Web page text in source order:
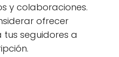
y colaboraciones.
ofrecer
tus seguidores a